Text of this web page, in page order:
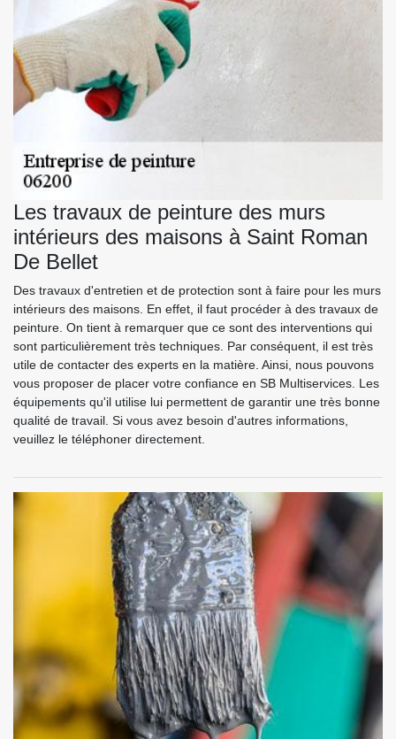
Les travaux de peinture des murs
intérieurs des maisons à Saint Roman
De Bellet
Des travaux d'entretien et de protection sont à faire pour les murs
intérieurs des maisons. En effet, il faut procéder à des travaux de
peinture. On tient à remarquer que ce sont des interventions qui
sont particulièrement très techniques. Par conséquent, il est très
utile de contacter des experts en la matière. Ainsi, nous pouvons
vous proposer de placer votre confiance en SB Multiservices. Les
équipements qu'il utilise lui permettent de garantir une très bonne
qualité de travail. Si vous avez besoin d'autres informations,
veuillez le téléphoner directement.